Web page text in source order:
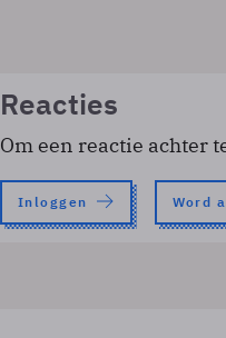
Reacties
Om een reactie achter
Inloggen Word